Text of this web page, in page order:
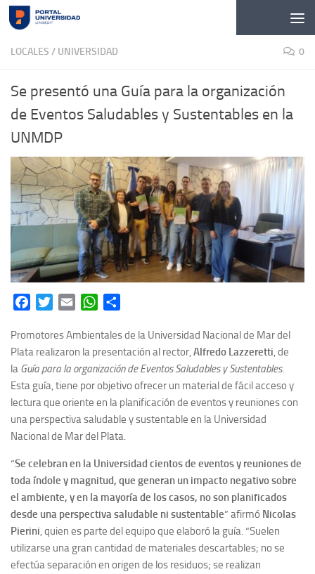
Skip to content
LOCALES / UNIVERSIDAD 0
Se presentó una Guía para la organización
de Eventos Saludables y Sustentables en la
UNMDP
FacebookTwitterEmail WhatsApp
Promotores Ambientales de la Universidad Nacional de Mar del
Plata realizaron la presentación al rector,Alfredo Lazzeretti, de
la Guía para la organización de Eventos Saludables y Sustentables.
Esta guía, tiene por objetivo ofrecer un material de fácil acceso y
lectura que oriente en la planificación de eventos y reuniones con
una perspectiva saludable y sustentable en la Universidad
Nacional de Mar del Plata.
“Se celebran en la Universidad cientos de eventos y reuniones de
toda índole y magnitud, que generan un impacto negativo sobre
el ambiente, y en la mayoría de los casos, no son planificados
desde una perspectiva saludable ni sustentable” afirmó Nicolas
Pierini, quien es parte del equipo que elaboró la guía. “Suelen
utilizarse una gran cantidad de materiales descartables; no se
efectúa separación en origen de los residuos; se realizan